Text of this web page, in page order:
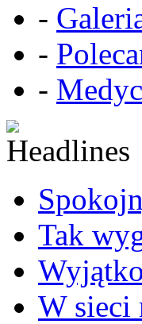
-
-
-
Tak
W sieci